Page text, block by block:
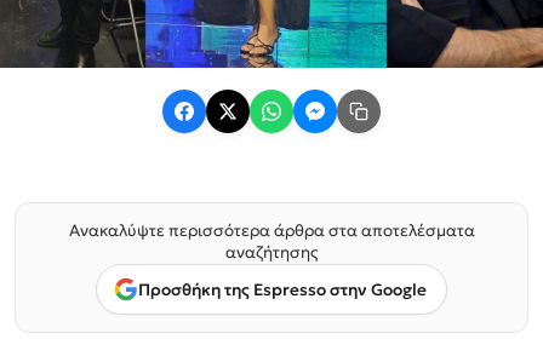
Ανακαλύψτε περισσότερα άρθρα στα αποτελέσματα
αναζήτησης
Προσθήκη της Espresso στην Google